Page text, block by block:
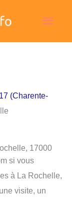
(Charente-
17000
si vous
à La Rochelle,
visite, un